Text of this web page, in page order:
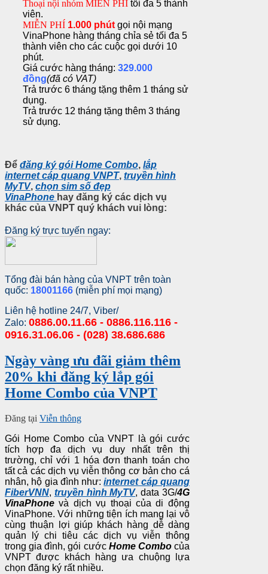
Thoại nội nhóm MIỄN PHÍ tối đa 5 thành
viên.
MIỄN PHÍ 1.000 phút gọi nội mạng
VinaPhone hàng tháng chỉa sẻ tối đa 5
thành viên cho các cuộc gọi dưới 10
phút.
Giá cước hàng tháng: 329.000
đồng(đã có VAT)
Trả trước 6 tháng tặng thêm 1 tháng sử
dụng.
Trả trước 12 tháng tặng thêm 3 tháng
sử dụng.
Để đăng ký gói Home Combo, lắp
internet cáp quang VNPT, truyền hình
MyTV, chọn sim số đẹp
VinaPhone hay đăng ký các dịch vụ
khác của VNPT quý khách vui lòng:
Đăng ký trực tuyến ngay:
Tổng đài bán hàng của VNPT trên toàn
quốc: 18001166 (miễn phí mọi mạng)
Liên hệ hotline 24/7, Viber/
Zalo: 0886.00.11.66 - 0886.116.116 -
0916.31.06.06 - (028) 38.686.686
Ngày vàng ưu đãi giảm thêm
20% khi đăng ký lắp gói
Home Combo của VNPT
Đăng tại Viễn thông
Gói Home Combo của VNPT là gói cước
tích hợp đa dịch vụ duy nhất trên thị
trường, chỉ với 1 hóa đơn thanh toán cho
tất cả các dịch vụ viễn thông cơ bản cho cá
nhân, hộ gia đình như:internet cáp quang
FiberVNN, truyền hình MyTV, data 3G/4G
VinaPhone và dịch vụ thoại của di động
VinaPhone. Với những tiện ích mang lại vô
cùng thuận lợi giúp khách hàng dễ dàng
quản lý chi tiêu các dịch vụ viễn thông
trong gia đình, gói cước Home Combocủa
VNPT được khách hàng ưa chuộng lựa
chọn đăng ký rất nhiều.